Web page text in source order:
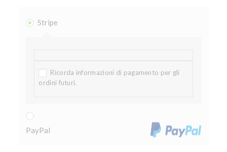
Stripe
Ricorda informazioni di pagamento per gli
ordini futuri.
PayPal